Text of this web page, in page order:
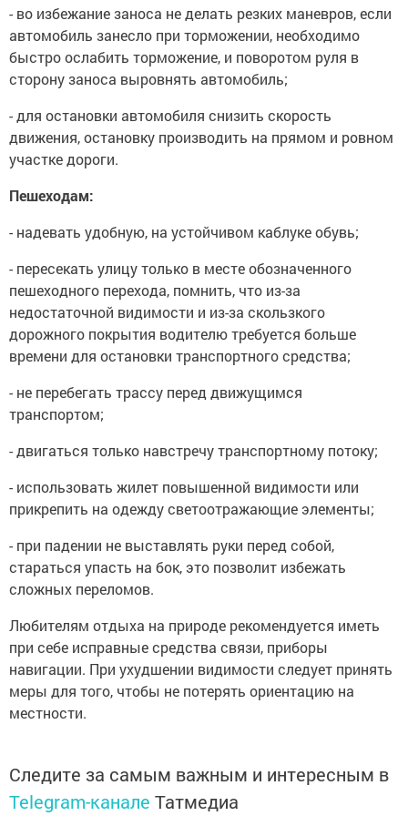
- во избежание заноса не делать резких маневров, если
автомобиль занесло при торможении, необходимо
быстро ослабить торможение, и поворотом руля в
сторону заноса выровнять автомобиль;
- для остановки автомобиля снизить скорость
движения, остановку производить на прямом и ровном
участке дороги.
Пешеходам:
- надевать удобную, на устойчивом каблуке обувь;
- пересекать улицу только в месте обозначенного
пешеходного перехода, помнить, что из-за
недостаточной видимости и из-за скользкого
дорожного покрытия водителю требуется больше
времени для остановки транспортного средства;
- не перебегать трассу перед движущимся
транспортом;
- двигаться только навстречу транспортному потоку;
- использовать жилет повышенной видимости или
прикрепить на одежду светоотражающие элементы;
- при падении не выставлять руки перед собой,
стараться упасть на бок, это позволит избежать
сложных переломов.
Любителям отдыха на природе рекомендуется иметь
при себе исправные средства связи, приборы
навигации. При ухудшении видимости следует принять
меры для того, чтобы не потерять ориентацию на
местности.
Следите за самым важным и интересным в
Telegram-канале Татмедиа